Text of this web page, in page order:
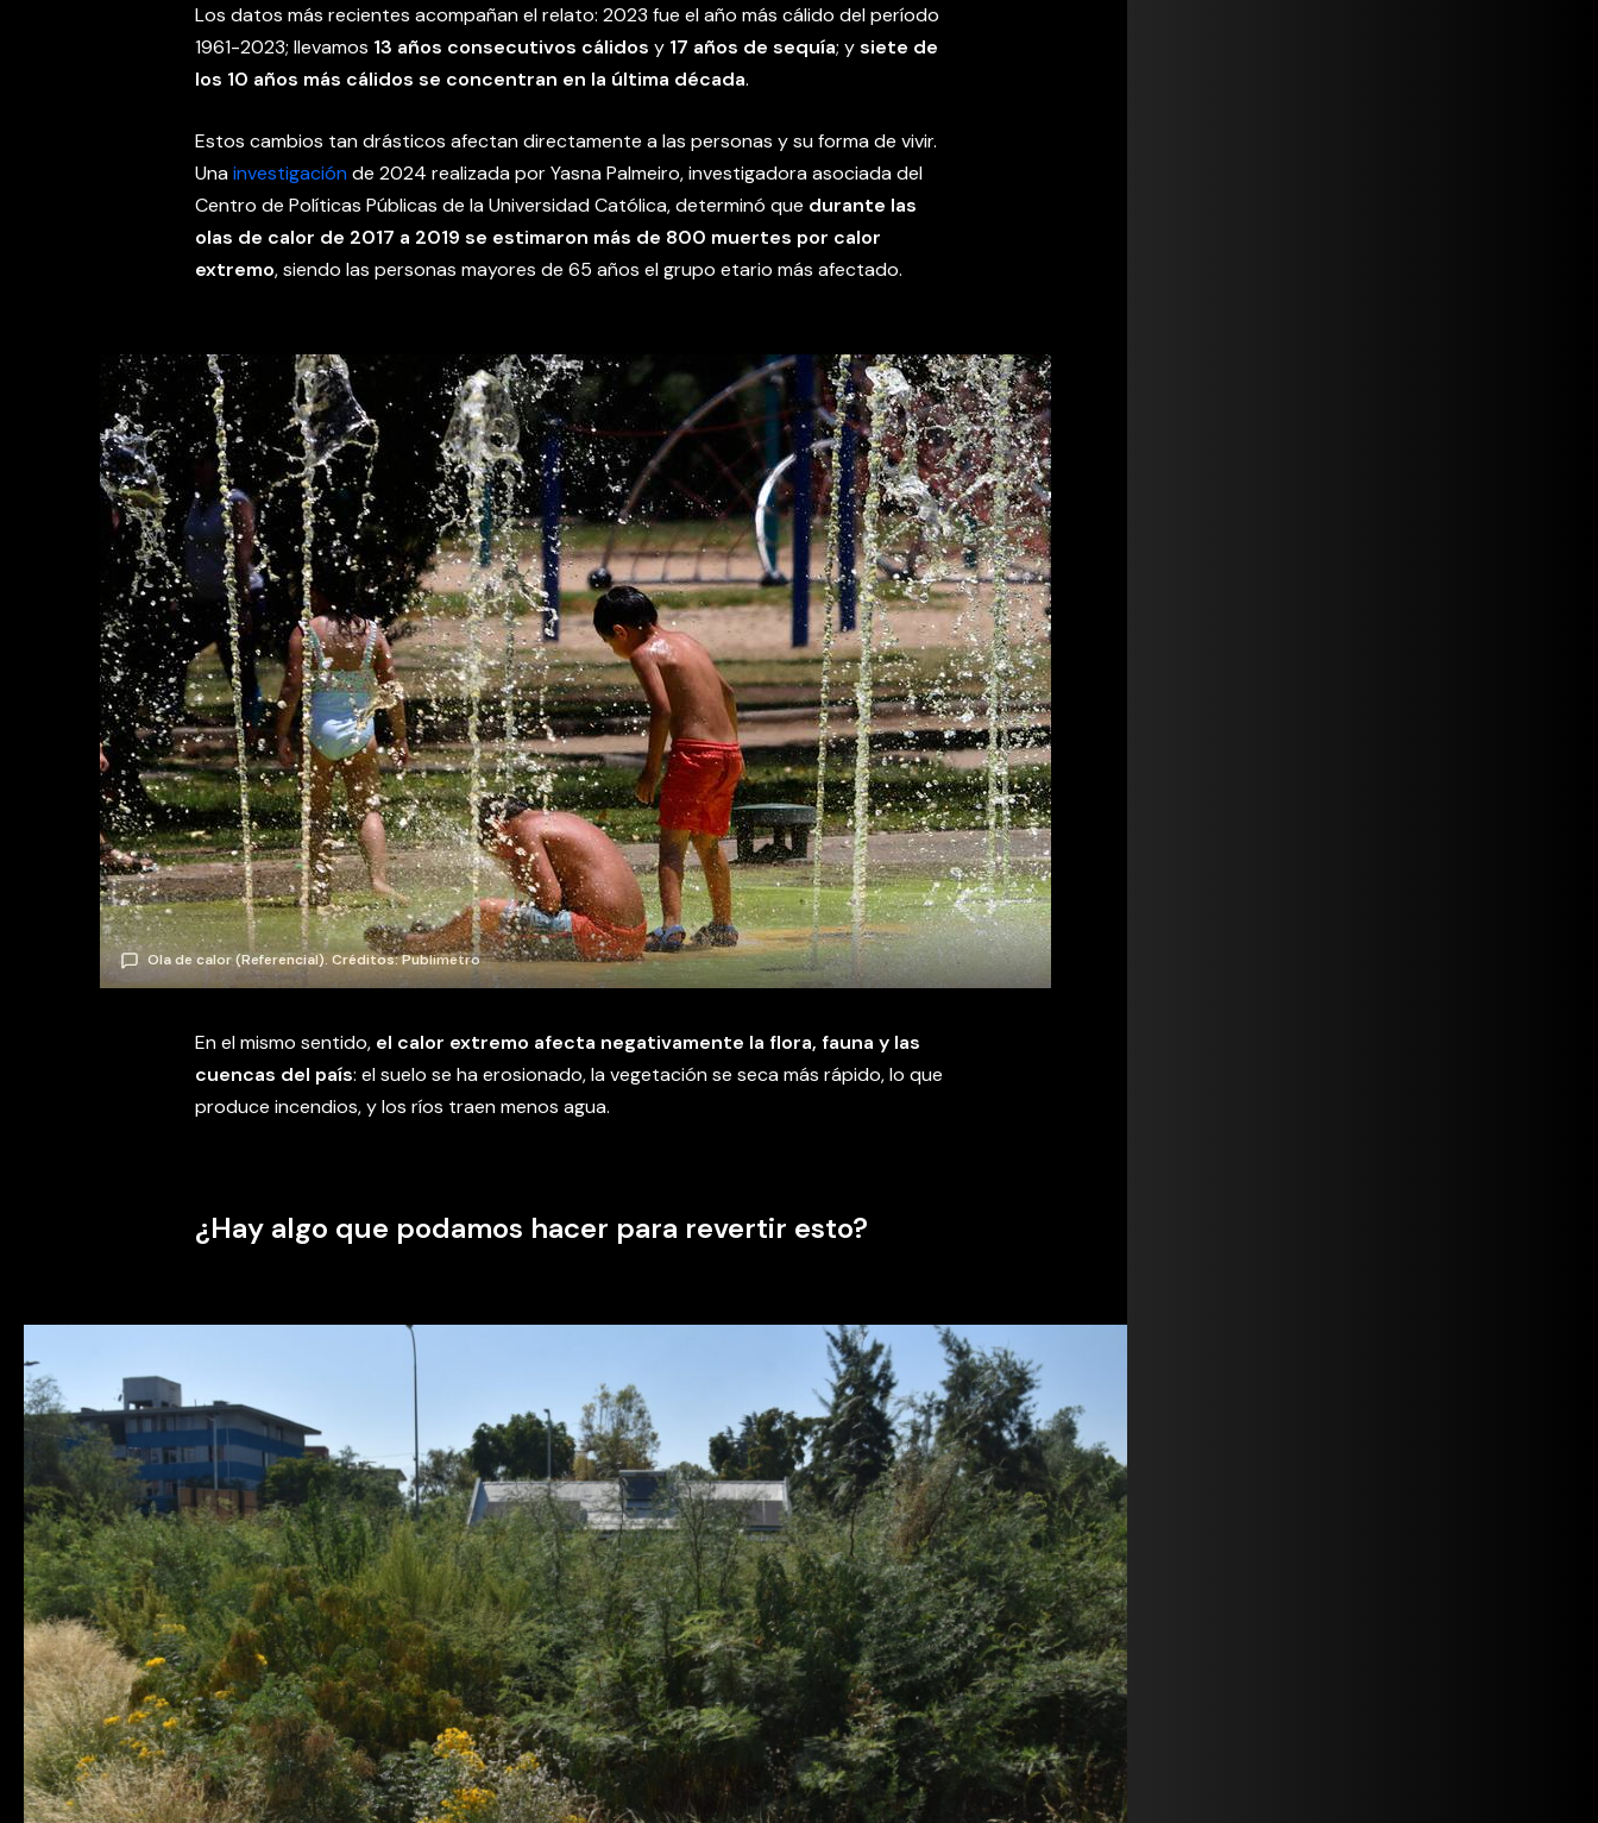
Los datos más recientes acompañan el relato: 2023 fue el año más cálido del período
1961-2023; llevamos 13 años consecutivos cálidos y 17 años de sequía; ysiete de
los 10 años más cálidos se concentran en la última década.
Estos cambios tan drásticos afectan directamente a las personas y su forma de vivir.
Unainvestigaciónde 2024 realizada por Yasna Palmeiro, investigadora asociada del
Centro de Políticas Públicas de la Universidad Católica, determinó que durante las
olas de calor de 2017 a 2019 se estimaron más de 800 muertes por calor
extremo, siendo las personas mayores de 65 años el grupo etario más afectado.
Ola de calor (Referencial). Créditos: Publimetro
En el mismo sentido, el calor extremo afecta negativamente la flora, fauna y las
cuencas del país: el suelo se ha erosionado, la vegetación se seca más rápido, lo que
produce incendios, y los ríos traen menos agua.
¿Hay algo que podamos hacer para revertir esto?